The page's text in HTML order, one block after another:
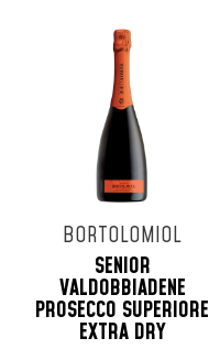
BORTOLOMIOL
SENIOR
VALDOBBIADENE
PROSECCO SUPERIORE
EXTRA DRY